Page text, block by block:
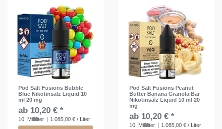
Pod Salt Fusions Bubble
Blue Nikotinsalz Liquid 10
ml 20 mg
ab 10,20 € *
10 Milliliter | 1.085,00 € / Liter
Pod Salt Fusions Peanut
Butter Banana Granola Bar
Nikotinsalz Liquid 10 ml 20
mg
ab 10,20 € *
10 Milliliter | 1.085,00 € / Liter